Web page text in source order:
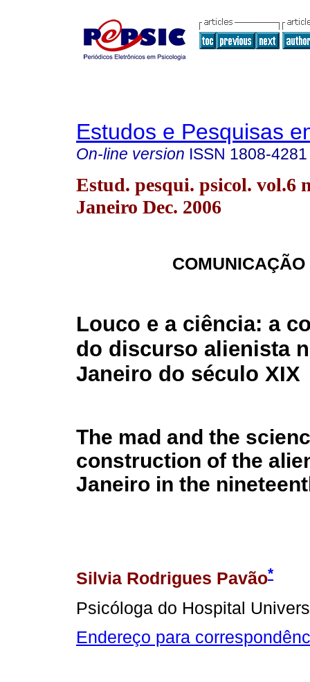
Estudos e Pesquisas
On-line version ISSN 1808-4281
Estud. pesqui. psicol. vol.6
Janeiro Dec. 2006
Louco e a ciência: a
do discurso alienista
Janeiro do século XIX
The mad and the
construction of the
Janeiro in the
Silvia Rodrigues Pavão*
Psicóloga do Hospital
Endereço para